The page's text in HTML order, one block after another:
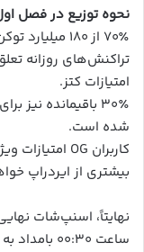
نحوه توزیع در فصل
تراکنش‌های روزانه
امتیازات کتز.
۳۰٪ باقیمانده
شده است.
بیشتری از ایردراپ
ساعت ۰۰:۳۰ بامداد به وقت تهران انجام خواهد شد.